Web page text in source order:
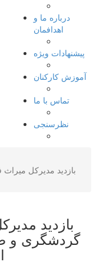
درباره ما و
اهدافمان
پیشنهادات ویژه
آموزش کارکنان
تماس با ما
نظرسنجی
بازدید مدیرکل
بازدید
گردشگری و